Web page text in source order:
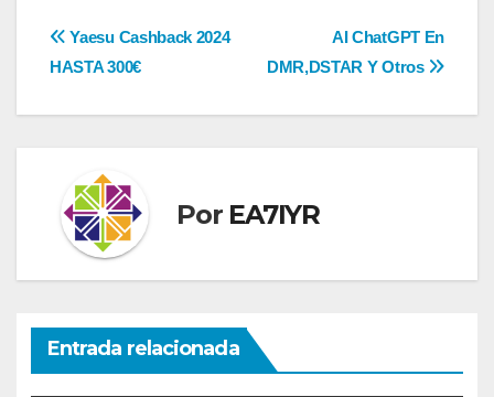
Navegación
AI ChatGPT En
DMR,DSTAR Y Otros
Yaesu Cashback 2024
HASTA 300€
Por EA7IYR
Entrada relacionada